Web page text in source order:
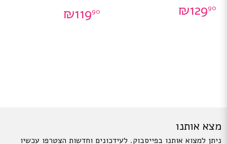
₪12990
₪11990
מצא אותנו
ניתן למצוא אותנו בפייסבוק. לעידכונים וחדשות הצטרפו עכשיו